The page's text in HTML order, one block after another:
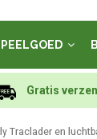
Gratis
Traclader en